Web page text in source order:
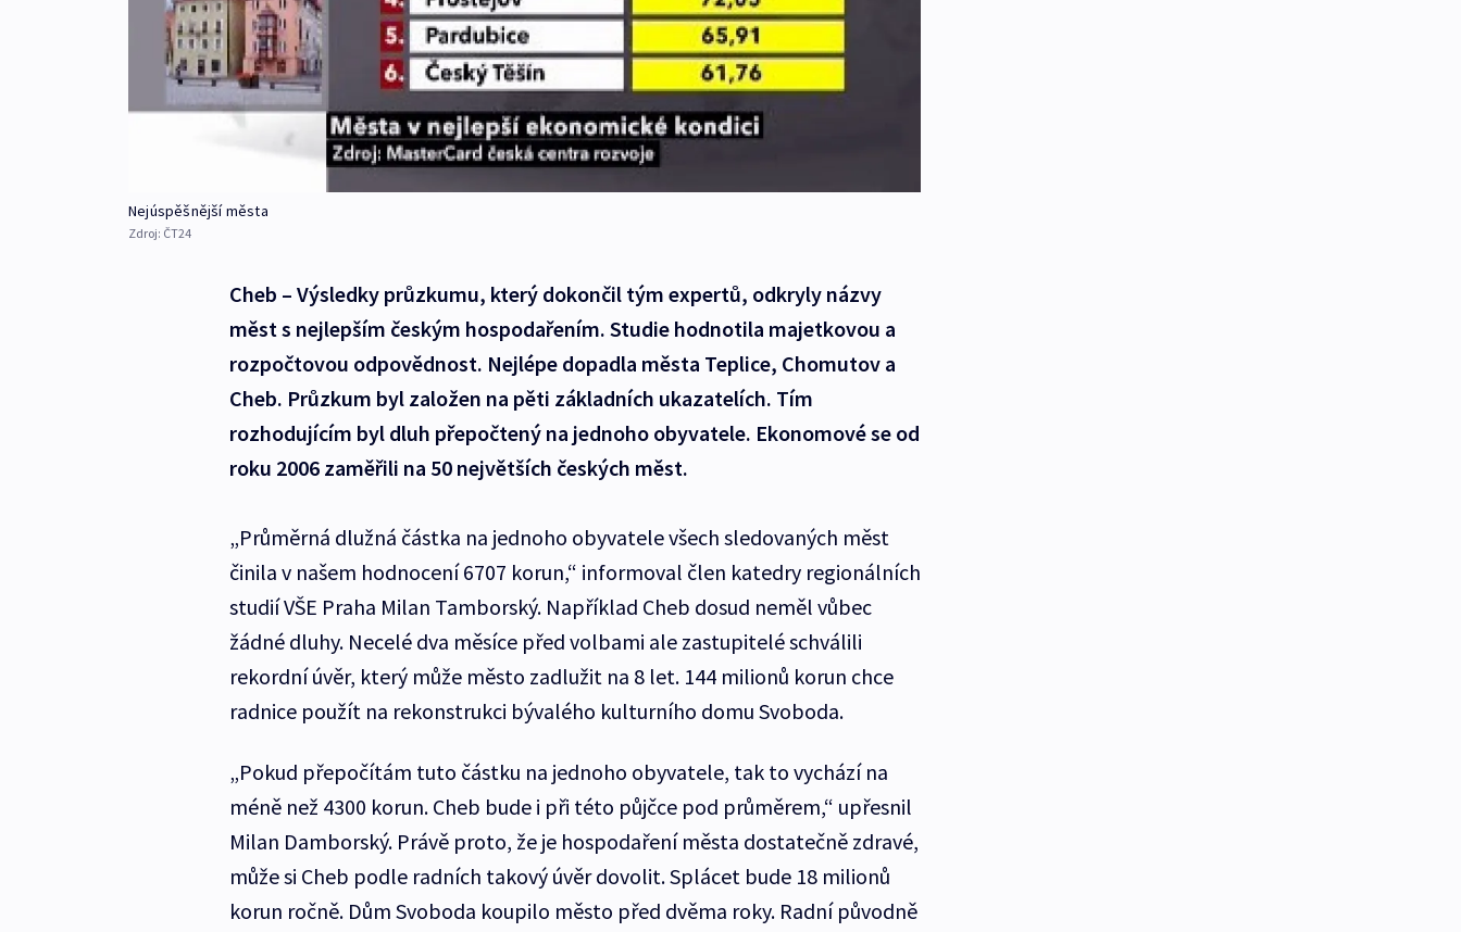
Nejúspěšnější města
Zdroj: ČT24
Cheb – Výsledky průzkumu, který dokončil tým expertů, odkryly názvy
měst s nejlepším českým hospodařením. Studie hodnotila majetkovou a
rozpočtovou odpovědnost. Nejlépe dopadla města Teplice, Chomutov a
Cheb. Průzkum byl založen na pěti základních ukazatelích. Tím
rozhodujícím byl dluh přepočtený na jednoho obyvatele. Ekonomové se od
roku 2006 zaměřili na 50 největších českých měst.
„Průměrná dlužná částka na jednoho obyvatele všech sledovaných měst
činila v našem hodnocení 6707 korun,“ informoval člen katedry regionálních
studií VŠE Praha Milan Tamborský. Například Cheb dosud neměl vůbec
žádné dluhy. Necelé dva měsíce před volbami ale zastupitelé schválili
rekordní úvěr, který může město zadlužit na 8 let. 144 milionů korun chce
radnice použít na rekonstrukci bývalého kulturního domu Svoboda.
„Pokud přepočítám tuto částku na jednoho obyvatele, tak to vychází na
méně než 4300 korun. Cheb bude i při této půjčce pod průměrem,“ upřesnil
Milan Damborský. Právě proto, že je hospodaření města dostatečně zdravé,
může si Cheb podle radních takový úvěr dovolit. Splácet bude 18 milionů
korun ročně. Dům Svoboda koupilo město před dvěma roky. Radní původně